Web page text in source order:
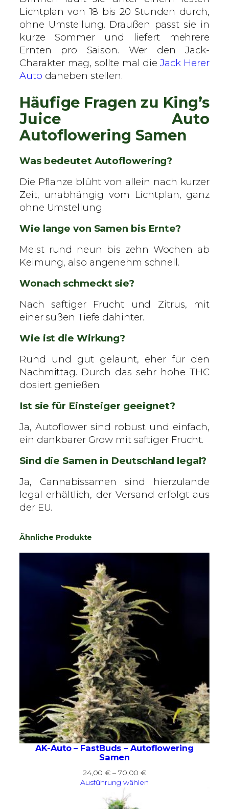
Lichtplan von 18 bis 20 Stunden durch,
ohne Umstellung. Draußen passt sie in
kurze Sommer und liefert mehrere
Ernten pro Saison. Wer den Jack-
Charakter mag, sollte mal dieJack Herer
Auto daneben stellen.
Häufige Fragen zu King’s
Juice Auto
Autoflowering Samen
Was bedeutet Autoflowering?
Die Pflanze blüht von allein nach kurzer
Zeit, unabhängig vom Lichtplan, ganz
ohne Umstellung.
Wie lange von Samen bis Ernte?
Meist rund neun bis zehn Wochen ab
Keimung, also angenehm schnell.
Wonach schmeckt sie?
Nach saftiger Frucht und Zitrus, mit
einer süßen Tiefe dahinter.
Wie ist die Wirkung?
Rund und gut gelaunt, eher für den
Nachmittag. Durch das sehr hohe THC
dosiert genießen.
Ist sie für Einsteiger geeignet?
Ja, Autoflower sind robust und einfach,
ein dankbarer Grow mit saftiger Frucht.
Sind die Samen in Deutschland legal?
Ja, Cannabissamen sind hierzulande
legal erhältlich, der Versand erfolgt aus
der EU.
Ähnliche Produkte
AK-Auto – FastBuds – Autoflowering
Samen
24,00€ – 70,00€Preisspanne:
24,00 €
Ausführung wählen